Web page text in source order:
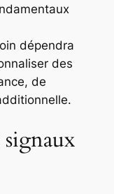
dépendra
des
de
signaux